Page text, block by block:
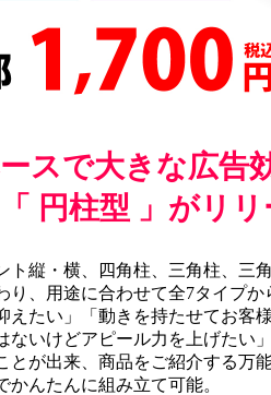
スで大きな広告
円柱型 」がリ
ト縦・横、四角柱、三角柱、三
り、用途に合わせて全7タイプ
えたい」「動きを持たせてお客
ないけどアピール力を上げたい
とが出来、商品をご紹介する万
かんたんに組み立て可能。